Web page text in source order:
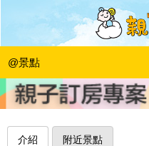
@景點
陪伴著大朋友、
北北投兒童樂園
愛玩。不累。PLAY|2015-10-
介紹 附近景點